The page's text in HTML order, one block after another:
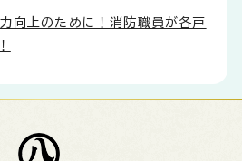
向上のために！消防職員が各戸